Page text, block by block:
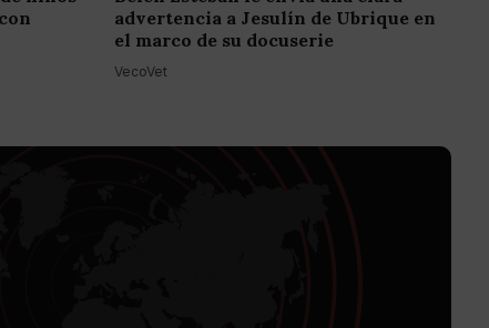
advertencia a Jesulín de Ubrique en
el marco de su docuserie
VecoVet